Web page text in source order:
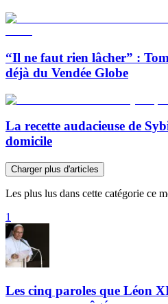
“Il ne faut rien lâcher” :
déjà du Vendée Globe
La recette audacieuse de
domicile
Charger plus d'articles
Les plus lus dans cette catégorie ce
1
Les cinq paroles que Léon